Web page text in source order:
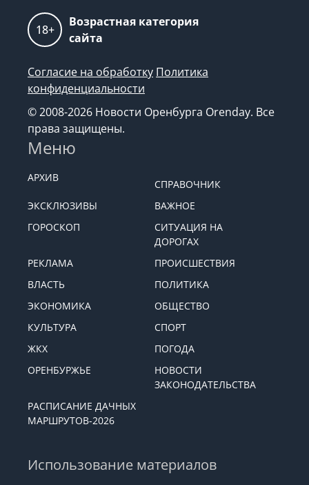
18+
Возрастная категория
сайта
Согласие на обработку Политика
конфиденциальности
© 2008-2026 Новости Оренбурга Orenday. Все
права защищены.
Меню
АРХИВ
СПРАВОЧНИК
ЭКСКЛЮЗИВЫ
ВАЖНОЕ
ГОРОСКОП
СИТУАЦИЯ НА
ДОРОГАХ
РЕКЛАМА
ПРОИСШЕСТВИЯ
ВЛАСТЬ
ПОЛИТИКА
ЭКОНОМИКА
ОБЩЕСТВО
КУЛЬТУРА
СПОРТ
ЖКХ
ПОГОДА
ОРЕНБУРЖЬЕ
НОВОСТИ
ЗАКОНОДАТЕЛЬСТВА
РАСПИСАНИЕ ДАЧНЫХ
МАРШРУТОВ-2026
Использование материалов